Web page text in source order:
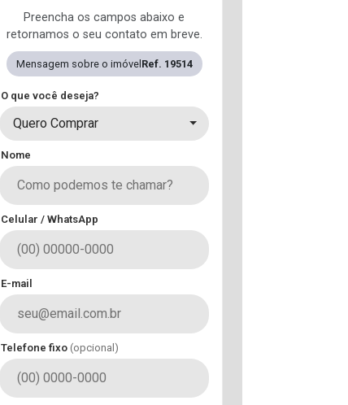
Preencha os campos abaixo e
retornamos o seu contato em breve.
Mensagem sobre o imóvel Ref. 19514
O que você deseja?
Quero Comprar
Nome
Celular / WhatsApp
E-mail
Telefone fixo (opcional)